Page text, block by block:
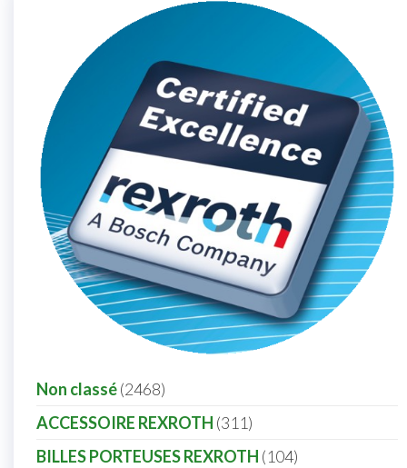
Non classé 2468
ACCESSOIRE REXROTH 311
BILLES PORTEUSES REXROTH 104